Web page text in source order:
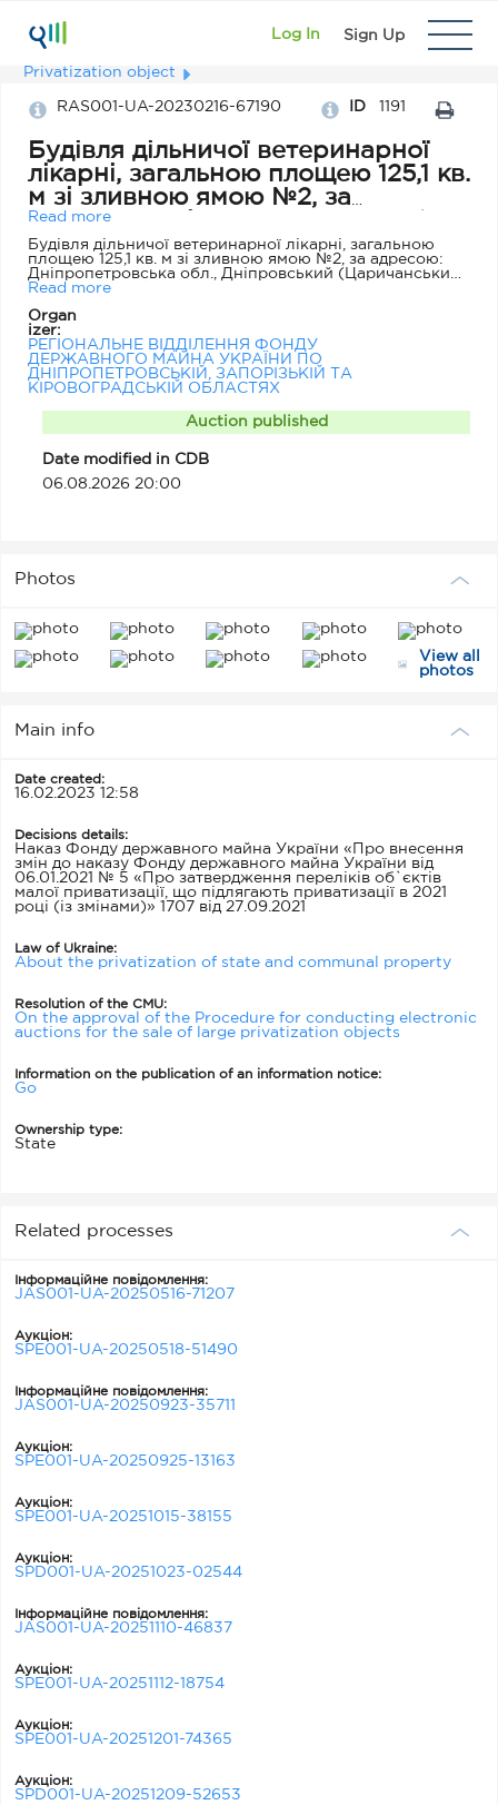
Log In Sign Up
Privatization object
RAS001-UA-20230216-67190 ID 1191
Будівля дільничої ветеринарної
лікарні, загальною площею 125,1 кв.
м зі зливною ямою №2, за
адресою: Дніпропетровська обл.,
Дніпровський (Царичанський)
район, с. Бабайківка, вул. Дружби,
2
Read more
Будівля дільничої ветеринарної лікарні, загальною
площею 125,1 кв. м зі зливною ямою №2, за адресою:
Дніпропетровська обл., Дніпровський (Царичанський)
район, с. Бабайківка, вул. Дружби, 2. Об’єкт
загальною площею 125,1 кв. м до складу якої входять: -
ветлікарня літ. А-1 (фундамент – бетон; стіни – з/б
плити, цегла; покрівля – шифер; перекриття – з/б
плити; підлога - дощата); - прибудова а1 (фундамент –
бетон; стіни – з/б плити, цегла; покрівля – шифер;
підлога - дощата); - прибудова а'-1 (фундамент – бетон;
ДСП); - зливна яма №2 (цегляна).
Read more
Organ
izer:
РЕГІОНАЛЬНЕ ВІДДІЛЕННЯ ФОНДУ
ДЕРЖАВНОГО МАЙНА УКРАЇНИ ПО
ДНІПРОПЕТРОВСЬКІЙ, ЗАПОРІЗЬКІЙ ТА
КІРОВОГРАДСЬКІЙ ОБЛАСТЯХ
Auction published
Date modified in CDB
06.08.2026 20:00
Photos
View all
photos
Main info
Date created:
16.02.2023 12:58
Decisions details:
Наказ Фонду державного майна України «Про внесення
змін до наказу Фонду державного майна України від
06.01.2021 № 5 «Про затвердження переліків об`єктів
малої приватизації, що підлягають приватизації в 2021
році (із змінами)» 1707 від 27.09.2021
Law of Ukraine:
About the privatization of state and communal property
Resolution of the CMU:
On the approval of the Procedure for conducting electronic
auctions for the sale of large privatization objects
Information on the publication of an information notice:
Go
Ownership type:
State
Related processes
Інформаційне повідомлення:
JAS001-UA-20250516-71207
Аукціон:
SPE001-UA-20250518-51490
Інформаційне повідомлення:
JAS001-UA-20250923-35711
Аукціон:
SPE001-UA-20250925-13163
Аукціон:
SPE001-UA-20251015-38155
Аукціон:
SPD001-UA-20251023-02544
Інформаційне повідомлення:
JAS001-UA-20251110-46837
Аукціон:
SPE001-UA-20251112-18754
Аукціон:
SPE001-UA-20251201-74365
Аукціон:
SPD001-UA-20251209-52653